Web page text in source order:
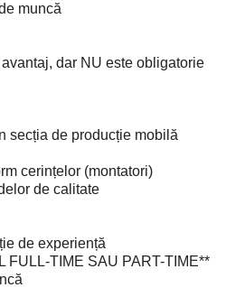
muncă
dar NU este obligatorie
secția de producție mobilă
cerințelor (montatori)
de calitate
de experiență
FULL-TIME SAU PART-TIME**